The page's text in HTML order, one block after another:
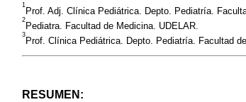
1
Prof. Adj. Clínica Pediátrica. Depto. Pediatría.
2
Pediatra. Facultad de Medicina. UDELAR.
3
Prof. Clínica Pediátrica. Depto. Pediatría. Facultad
RESUMEN: